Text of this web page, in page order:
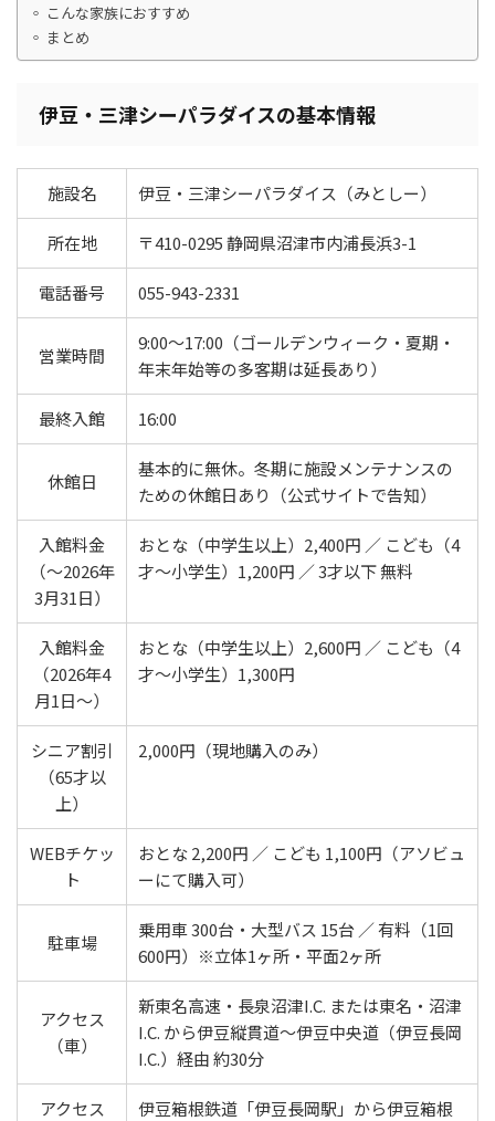
こんな家族におすすめ
まとめ
伊豆・三津シーパラダイスの基本情報
施設名 伊豆・三津シーパラダイス（みとしー）
所在地 〒410-0295 静岡県沼津市内浦長浜3-1
電話番号 055-943-2331
営業時間
9:00〜17:00（ゴールデンウィーク・夏期・
年末年始等の多客期は延長あり）
最終入館 16:00
休館日
基本的に無休。冬期に施設メンテナンスの
ための休館日あり（公式サイトで告知）
入館料金
（〜2026年
3月31日）
おとな（中学生以上）2,400円 ／ こども（4
才〜小学生）1,200円 ／ 3才以下 無料
入館料金
（2026年4
月1日〜）
おとな（中学生以上）2,600円 ／ こども（4
才〜小学生）1,300円
シニア割引
（65才以
上）
2,000円（現地購入のみ）
WEBチケッ
ト
おとな 2,200円 ／ こども 1,100円（アソビュ
ーにて購入可）
駐車場
乗用車 300台・大型バス 15台 ／ 有料（1回
600円）※立体1ヶ所・平面2ヶ所
アクセス
（車）
新東名高速・長泉沼津I.C. または東名・沼津
I.C. から伊豆縦貫道〜伊豆中央道（伊豆長岡
I.C.）経由 約30分
アクセス
伊豆箱根鉄道「伊豆長岡駅」から伊豆箱根